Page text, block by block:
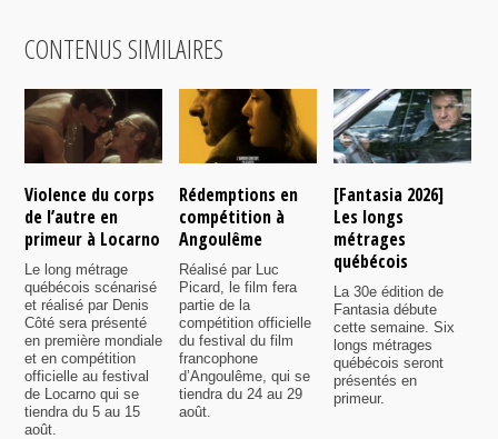
CONTENUS SIMILAIRES
Violence du corps
de l’autre en
primeur à Locarno
Le long métrage
québécois scénarisé
et réalisé par Denis
Côté sera présenté
en première mondiale
et en compétition
officielle au festival
de Locarno qui se
tiendra du 5 au 15
août.
Rédemptions en
compétition à
Angoulême
Réalisé par Luc
Picard, le film fera
partie de la
compétition officielle
du festival du film
francophone
d’Angoulême, qui se
tiendra du 24 au 29
août.
[Fantasia 2026]
Les longs
métrages
québécois
La 30e édition de
Fantasia débute
cette semaine. Six
longs métrages
québécois seront
présentés en
primeur.